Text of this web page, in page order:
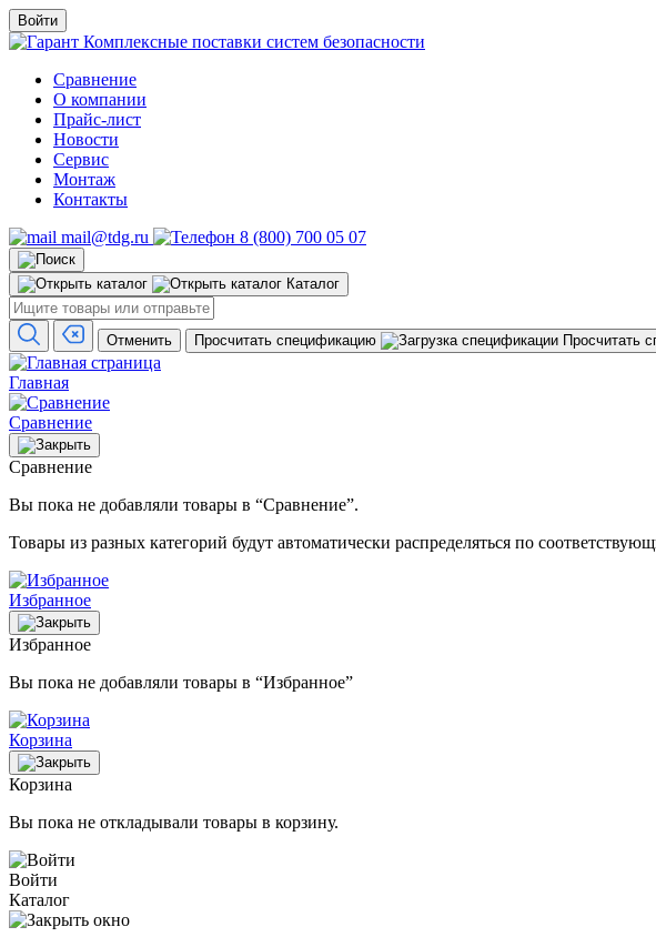
Войти
Комплексные поставки систем безопасности
Сравнение
О компании
Прайс-лист
Новости
Сервис
Монтаж
Контакты
mail@tdg.ru
8 (800) 700 05 07
Каталог
Отменить Просчитать спецификацию Просчитать
Главная
Сравнение
Сравнение
Вы пока не добавляли товары в “Сравнение”.
Товары из разных категорий будут автоматически распределяться по
Избранное
Избранное
Вы пока не добавляли товары в “Избранное”
Корзина
Корзина
Вы пока не откладывали товары в корзину.
Войти
Каталог